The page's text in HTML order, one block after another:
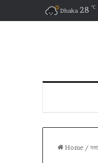
Dhaka 28 ℃
Home /